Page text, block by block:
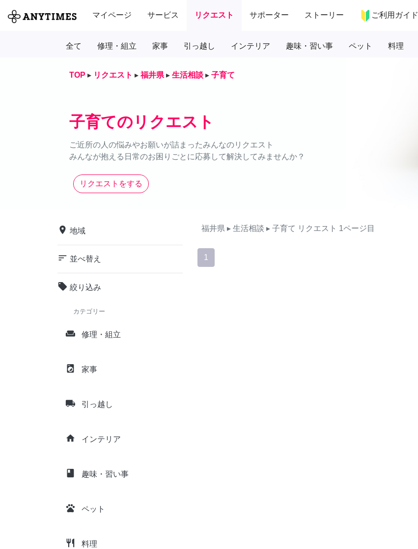
マイページ サービス リクエスト サポーター ストーリー ご利用ガイド
全て 修理・組立 家事 引っ越し インテリア 趣味・習い事 ペット 料理
TOP ▸ リクエスト ▸ 福井県 ▸ 生活相談 ▸ 子育て
子育てのリクエスト
ご近所の人の悩みやお願いが詰まったみんなのリクエスト
みんなが抱える日常のお困りごとに応募して解決してみませんか？
リクエストをする
place 地域
sort 並べ替え
local_offer 絞り込み
カテゴリー
weekend 修理・組立
local_laundry_service 家事
local_shipping 引っ越し
home インテリア
class 趣味・習い事
pets ペット
restaurant 料理
福井県 ▸ 生活相談 ▸ 子育て リクエスト 1ページ目
1